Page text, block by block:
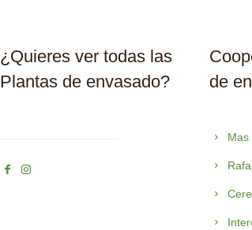
¿Quieres ver todas las
Plantas de envasado?
de
Mas